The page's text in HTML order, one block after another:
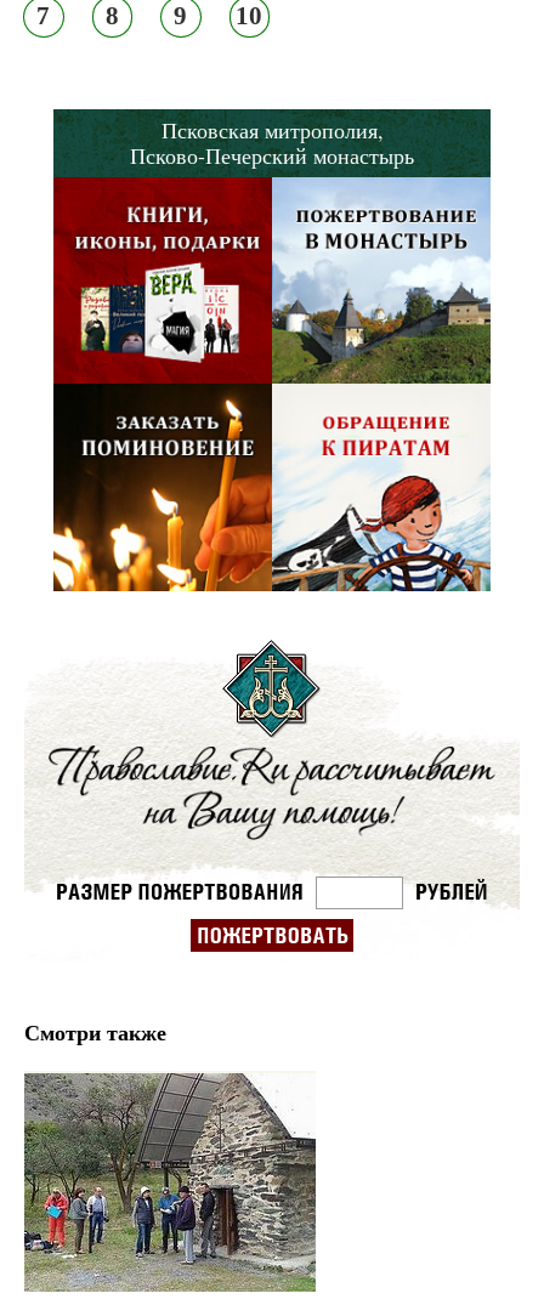
7 8 9 10
Псковская митрополия,
Псково-Печерский монастырь
Смотри также